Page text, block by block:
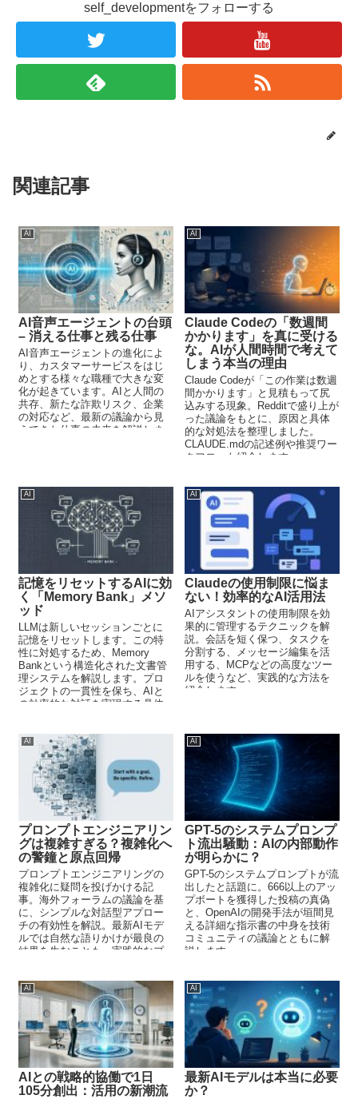
self_developmentをフォローする
関連記事
AI
AI音声エージェントの台頭
– 消える仕事と残る仕事
AI音声エージェントの進化によ
り、カスタマーサービスをはじ
めとする様々な職種で大きな変
化が起きています。AIと人間の
共存、新たな詐欺リスク、企業
の対応など、最新の議論から見
えてきた仕事の未来を解説しま
AI
Claude Codeの「数週間
かかります」を真に受ける
な。AIが人間時間で考えて
しまう本当の理由
Claude Codeが「この作業は数週
間かかります」と見積もって尻
込みする現象。Redditで盛り上が
った議論をもとに、原因と具体
的な対処法を整理しました。
CLAUDE.mdの記述例や推奨ワー
クフローも紹介します。
AI
記憶をリセットするAIに効
く「Memory Bank」メソ
ッド
LLMは新しいセッションごとに
記憶をリセットします。この特
性に対処するため、Memory
Bankという構造化された文書管
理システムを解説します。プロ
ジェクトの一貫性を保ち、AIと
の効率的な対話を実現する具体
AI
Claudeの使用制限に悩ま
ない！効率的なAI活用法
AIアシスタントの使用制限を効
果的に管理するテクニックを解
説。会話を短く保つ、タスクを
分割する、メッセージ編集を活
用する、MCPなどの高度なツー
ルを使うなど、実践的な方法を
紹介します。
AI
プロンプトエンジニアリン
グは複雑すぎる？複雑化へ
の警鐘と原点回帰
プロンプトエンジニアリングの
複雑化に疑問を投げかける記
事。海外フォーラムの議論を基
に、シンプルな対話型アプロー
チの有効性を解説。最新AIモデ
ルでは自然な語りかけが最良の
結果を生むことも。実践的なプ
AI
GPT-5のシステムプロンプ
ト流出騒動：AIの内部動作
が明らかに？
GPT-5のシステムプロンプトが流
出したと話題に。666以上のアッ
プボートを獲得した投稿の真偽
と、OpenAIの開発手法が垣間見
える詳細な指示書の中身を技術
コミュニティの議論とともに解
説します。
AI
AIとの戦略的協働で1日
105分創出：活用の新潮流
AI
最新AIモデルは本当に必要
か？